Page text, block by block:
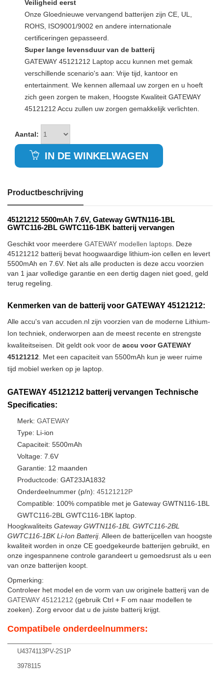
Veiligheid eerst
Onze Gloednieuwe vervangend batterijen zijn CE, UL,
ROHS, ISO9001/9002 en andere internationale
certificeringen gepasseerd.
Super lange levensduur van de batterij
GATEWAY 45121212 Laptop accu kunnen met gemak
verschillende scenario's aan: Vrije tijd, kantoor en
entertainment. We kennen allemaal uw zorgen en u hoeft
zich geen zorgen te maken, Hoogste Kwaliteit GATEWAY
45121212 Accu zullen uw zorgen gemakkelijk verlichten.
Aantal:
IN DE WINKELWAGEN
Productbeschrijving
45121212 5500mAh 7.6V, Gateway GWTN116-1BL
GWTC116-2BL GWTC116-1BK batterij vervangen
Geschikt voor meerdere GATEWAY modellen laptops . Deze
45121212 batterij bevat hoogwaardige lithium-ion cellen en levert
5500mAh en 7.6V. Net als alle producten is deze accu voorzien
van 1 jaar volledige garantie en een dertig dagen niet goed, geld
terug regeling.
Kenmerken van de batterij voor GATEWAY 45121212:
Alle accu's van accuden.nl zijn voorzien van de moderne Lithium-
Ion techniek, onderworpen aan de meest recente en strengste
kwaliteitseisen. Dit geldt ook voor de accu voor GATEWAY
45121212 . Met een capaciteit van 5500mAh kun je weer ruime
tijd mobiel werken op je laptop.
GATEWAY 45121212 batterij vervangen Technische
Specificaties:
Merk: GATEWAY
Type: Li-ion
Capaciteit: 5500mAh
Voltage: 7.6V
Garantie: 12 maanden
Productcode: GAT23JA1832
Onderdeelnummer (p/n): 45121212P
Compatible: 100% compatible met je Gateway GWTN116-1BL
GWTC116-2BL GWTC116-1BK laptop.
Hoogkwaliteits Gateway GWTN116-1BL GWTC116-2BL
GWTC116-1BK Li-Ion Batterij. Alleen de batterijcellen van hoogste
kwaliteit worden in onze CE goedgekeurde batterijen gebruikt, en
onze ingespannene controle garandeert u gemoedsrust als u een
van onze batterijen koopt.
Opmerking:
Controleer het model en de vorm van uw originele batterij van de
GATEWAY 45121212 (gebruik Ctrl + F om naar modellen te
zoeken). Zorg ervoor dat u de juiste batterij krijgt.
Compatibele onderdeelnummers:
U4374113PV-2S1P
3978115